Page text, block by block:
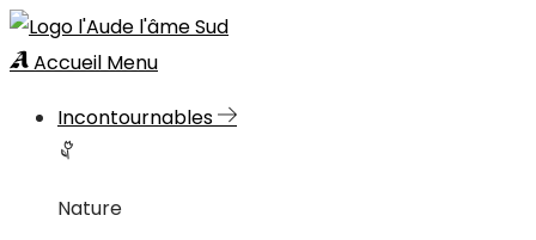
Accueil Menu
Incontournables
Nature